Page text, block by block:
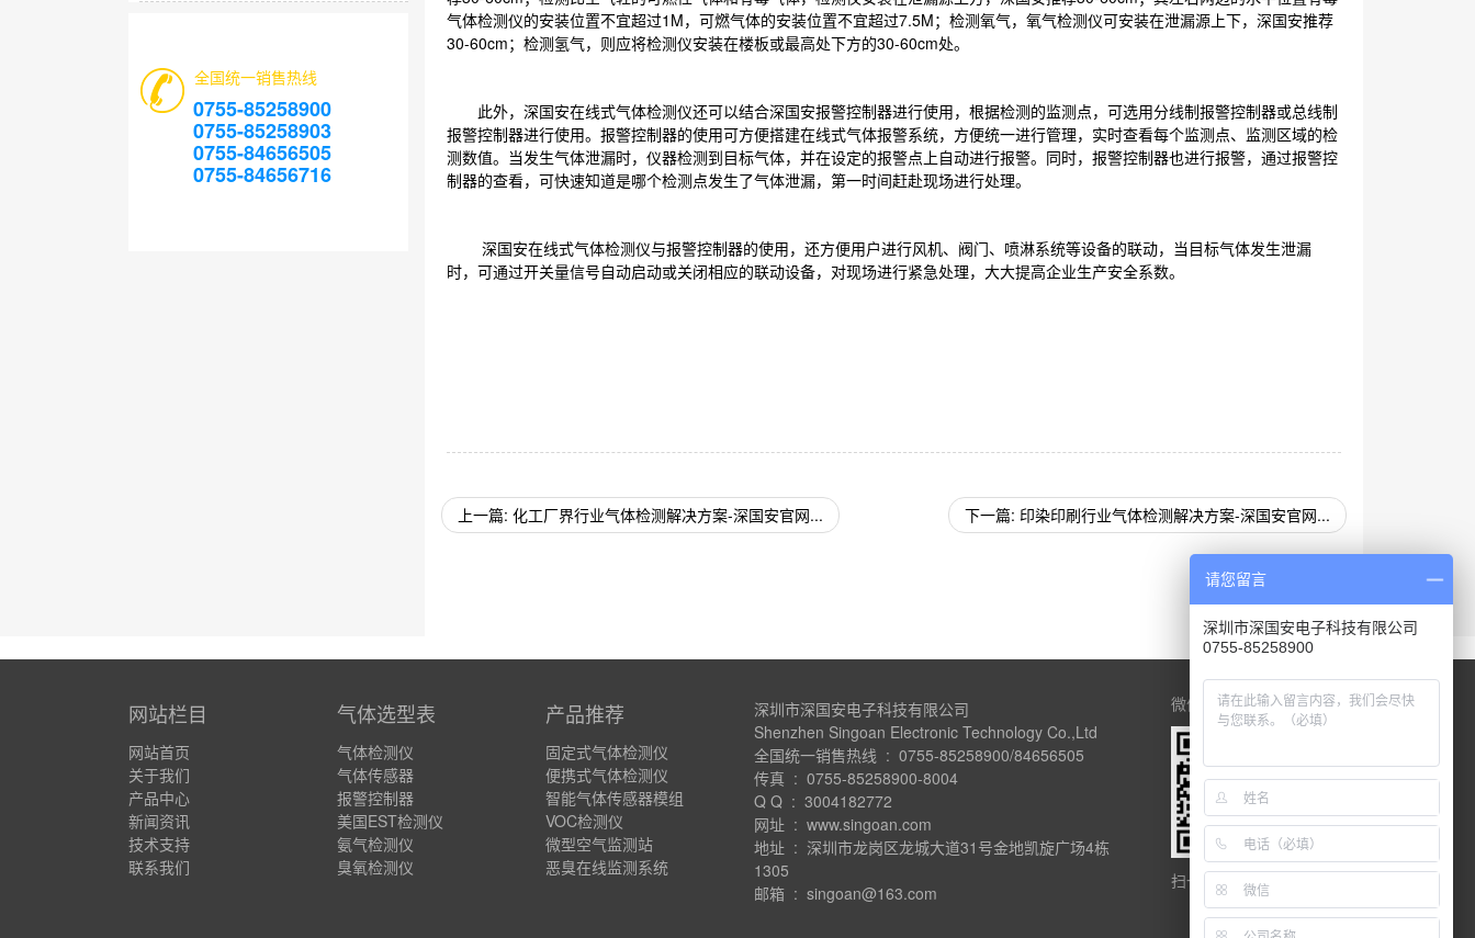
全国统一销售热线
0755-85258900
0755-85258903
0755-84656505
0755-84656716
气体检测仪的安装位置不宜超过1M，可燃气体的安装位置不宜超过7.5M；检测氧气，氧气检测仪可安装在泄漏源上下，深国安推荐
30-60cm；检测氢气，则应将检测仪安装在楼板或最高处下方的30-60cm处。
此外，深国安在线式气体检测仪还可以结合深国安报警控制器进行使用，根据检测的监测点，可选用分线制报警控制器或总线制
报警控制器进行使用。报警控制器的使用可方便搭建在线式气体报警系统，方便统一进行管理，实时查看每个监测点、监测区域的检
测数值。当发生气体泄漏时，仪器检测到目标气体，并在设定的报警点上自动进行报警。同时，报警控制器也进行报警，通过报警控
制器的查看，可快速知道是哪个检测点发生了气体泄漏，第一时间赶赴现场进行处理。
深国安在线式气体检测仪与报警控制器的使用，还方便用户进行风机、阀门、喷淋系统等设备的联动，当目标气体发生泄漏
时，可通过开关量信号自动启动或关闭相应的联动设备，对现场进行紧急处理，大大提高企业生产安全系数。
上一篇: 化工厂界行业气体检测解决方案-深国安官网... 下一篇: 印染印刷行业气体检测解决方案-深国安官网...
网站栏目
网站首页
关于我们
产品中心
新闻资讯
技术支持
联系我们
气体选型表
气体检测仪
气体传感器
报警控制器
美国EST检测仪
氨气检测仪
臭氧检测仪
产品推荐
固定式气体检测仪
便携式气体检测仪
智能气体传感器模组
VOC检测仪
微型空气监测站
恶臭在线监测系统
深圳市深国安电子科技有限公司
Shenzhen Singoan Electronic Technology Co.,Ltd
全国统一销售热线 : 0755-85258900/84656505
传真 : 0755-85258900-8004
Q Q : 3004182772
网址 : www.singoan.com
地址 : 深圳市龙岗区龙城大道31号金地凯旋广场4栋
1305
邮箱 : singoan@163.com
微信公众号
扫一扫关注深国安
请您留言
深圳市深国安电子科技有限公司
0755-85258900